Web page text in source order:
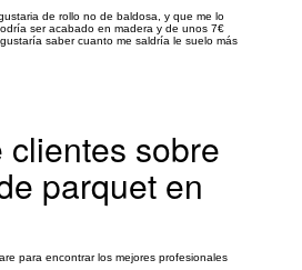
de rollo no de baldosa, y que me lo
ser acabado en madera y de unos 7€
saber cuanto me saldría le suelo más
sobre
parquet en
para encontrar los mejores profesionales